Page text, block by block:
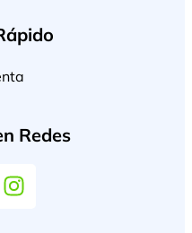
Redes